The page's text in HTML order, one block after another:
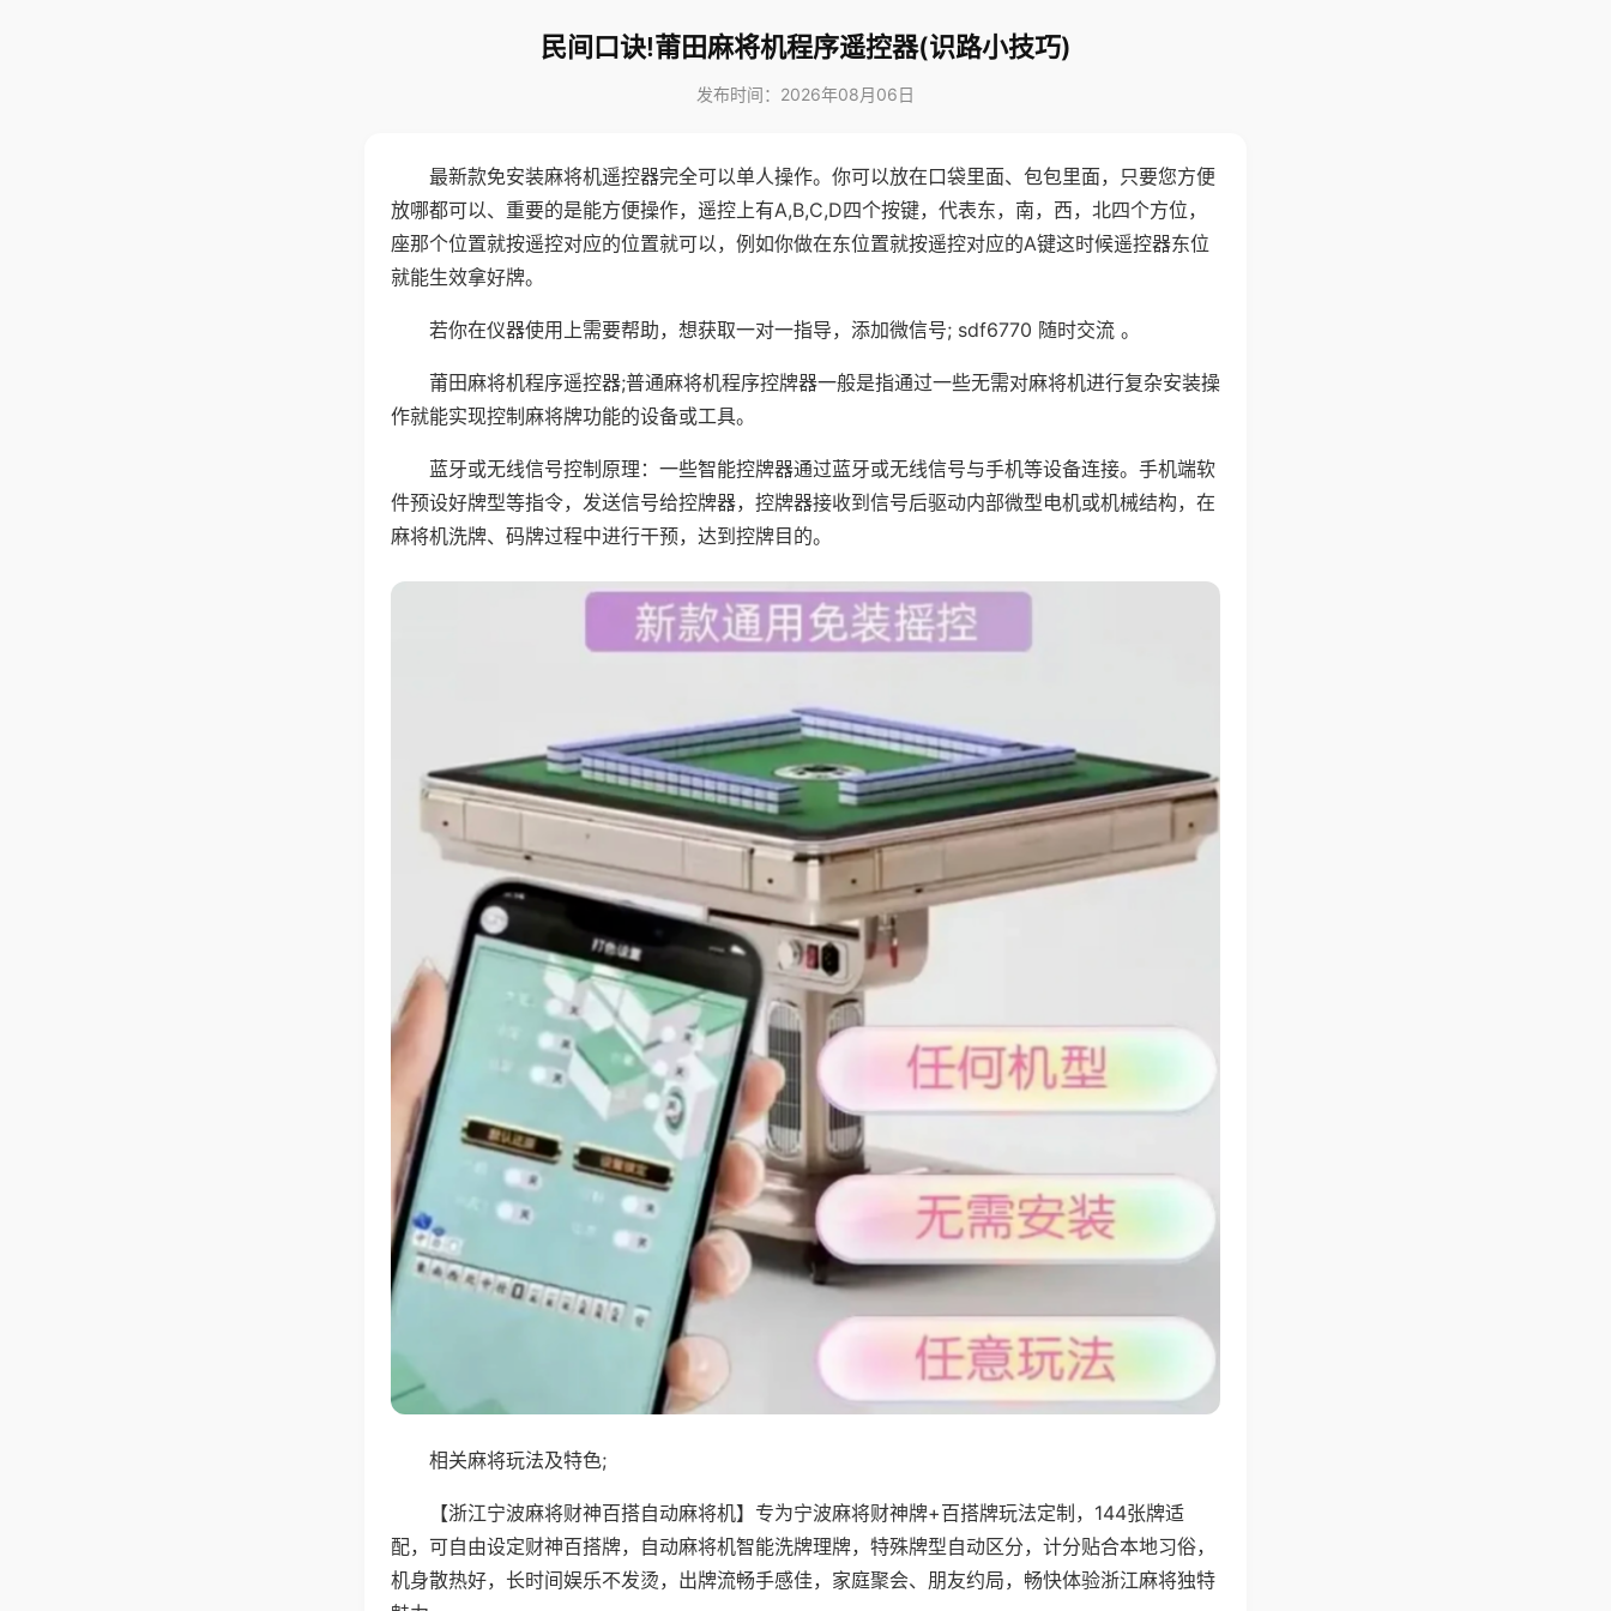
民间口诀!莆田麻将机程序遥控器(识路小技巧)
发布时间：2026年08月06日
最新款免安装麻将机遥控器完全可以单人操作。你可以放在口袋里面、包包里面，只要您方便
放哪都可以、重要的是能方便操作，遥控上有A,B,C,D四个按键，代表东，南，西，北四个方位，
座那个位置就按遥控对应的位置就可以，例如你做在东位置就按遥控对应的A键这时候遥控器东位
就能生效拿好牌。
若你在仪器使用上需要帮助，想获取一对一指导，添加微信号; sdf6770 随时交流 。
莆田麻将机程序遥控器;普通麻将机程序控牌器一般是指通过一些无需对麻将机进行复杂安装操
作就能实现控制麻将牌功能的设备或工具。
蓝牙或无线信号控制原理：一些智能控牌器通过蓝牙或无线信号与手机等设备连接。手机端软
件预设好牌型等指令，发送信号给控牌器，控牌器接收到信号后驱动内部微型电机或机械结构，在
麻将机洗牌、码牌过程中进行干预，达到控牌目的。
相关麻将玩法及特色;
【浙江宁波麻将财神百搭自动麻将机】专为宁波麻将财神牌+百搭牌玩法定制，144张牌适
配，可自由设定财神百搭牌，自动麻将机智能洗牌理牌，特殊牌型自动区分，计分贴合本地习俗，
机身散热好，长时间娱乐不发烫，出牌流畅手感佳，家庭聚会、朋友约局，畅快体验浙江麻将独特